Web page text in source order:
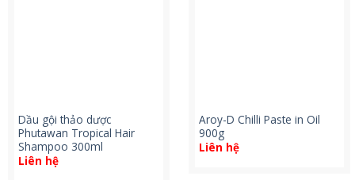
Dầu gội thảo dược
Phutawan Tropical Hair
Shampoo 300ml
Liên hệ
Aroy-D Chilli Paste in Oil
900g
Liên hệ